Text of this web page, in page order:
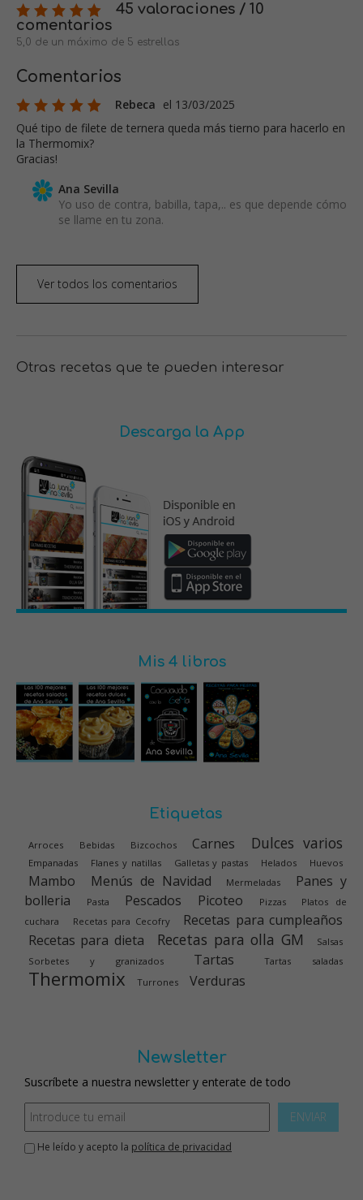
45 valoraciones / 10
comentarios
5,0 de un máximo de 5 estrellas
Comentarios
Rebeca el 13/03/2025
Qué tipo de filete de ternera queda más tierno para hacerlo en
la Thermomix?
Gracias!
Ana Sevilla
Yo uso de contra, babilla, tapa,.. es que depende cómo
se llame en tu zona.
Ver todos los comentarios
Otras recetas que te pueden interesar
Descarga la App
Mis 4 libros
Etiquetas
Arroces Bebidas Bizcochos Carnes Dulces varios
Empanadas Flanes y natillas Galletas y pastas Helados Huevos
Mambo Menús de Navidad Mermeladas
Panes y
bolleria
Pasta Pescados Picoteo Pizzas
Platos de
cuchara
Recetas para Cecofry
Recetas para cumpleaños
Recetas para dieta
Recetas para olla GM
Salsas
Sorbetes y granizados
Tartas Tartas saladas
Thermomix Turrones Verduras
Newsletter
Suscríbete a nuestra newsletter y enterate de todo
ENVIAR
He leído y acepto la política de privacidad